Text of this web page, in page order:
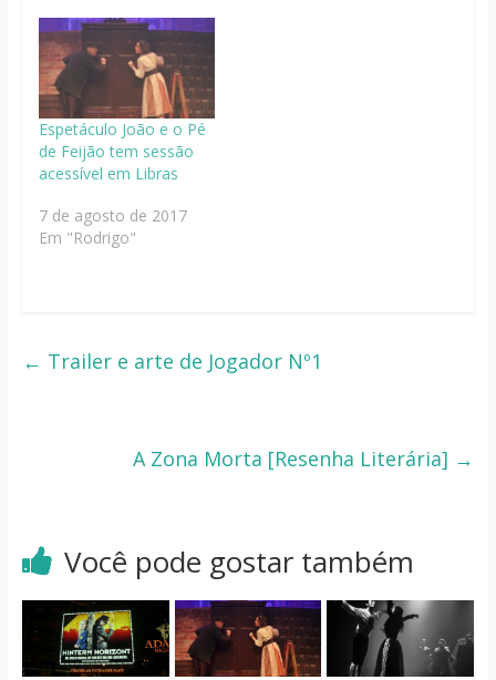
Espetáculo João e o Pé
de Feijão tem sessão
acessível em Libras
7 de agosto de 2017
Em "Rodrigo"
← Trailer e arte de Jogador Nº1
A Zona Morta [Resenha Literária] →
Você pode gostar também